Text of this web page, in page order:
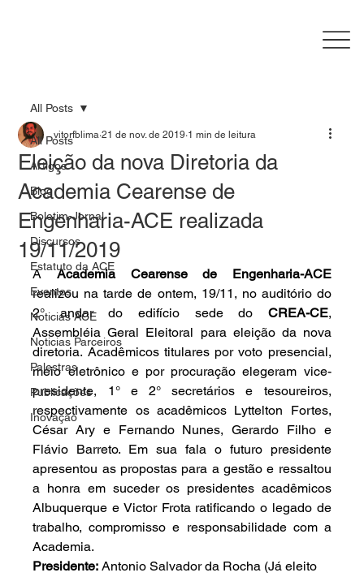
All Posts
Artigos
Blog
Boletim-Jornal
Discursos
Estatuto da ACE
Eventos
Noticias ACE
Noticias Parceiros
Palestras
Publicações
Inovação
All Posts
Eleição da nova Diretoria da
Academia Cearense de
Engenharia-ACE realizada
19/11/2019
vitorfblima 21 de nov. de 2019 1 min de leitura
A Academia Cearense de Engenharia-ACE
realizou na tarde de ontem, 19/11, no auditório do
2° andar do edifício sede do CREA-CE,
Assembléia Geral Eleitoral para eleição da nova
diretoria. Acadêmicos titulares por voto presencial,
meio eletrônico e por procuração elegeram vice-
presidente, 1° e 2° secretários e tesoureiros,
respectivamente os acadêmicos Lyttelton Fortes,
César Ary e Fernando Nunes, Gerardo Filho e
Flávio Barreto. Em sua fala o futuro presidente
apresentou as propostas para a gestão e ressaltou
a honra em suceder os presidentes acadêmicos
Albuquerque e Victor Frota ratificando o legado de
trabalho, compromisso e responsabilidade com a
Academia.
Presidente: Antonio Salvador da Rocha (Já eleito